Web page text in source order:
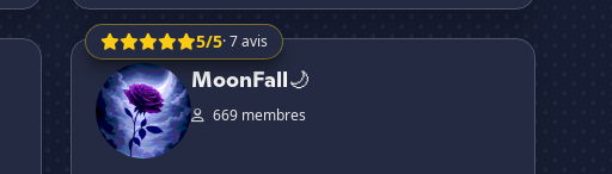
5/5· 7 avis
MoonFall🌙
MoonFall🌙
669 membres